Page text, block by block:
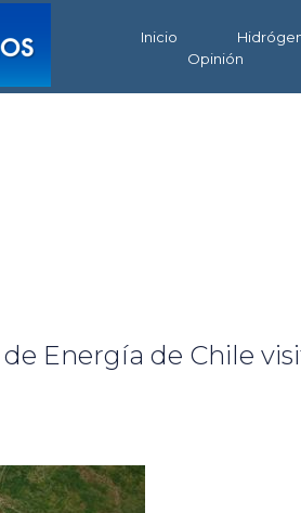
Inicio
Opinión
Energía de Chile